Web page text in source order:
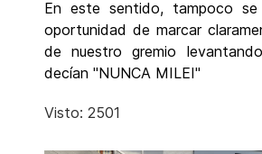
En este sentido, tampoco
oportunidad de marcar
de nuestro gremio
decían "NUNCA MILEI"
Visto: 2501